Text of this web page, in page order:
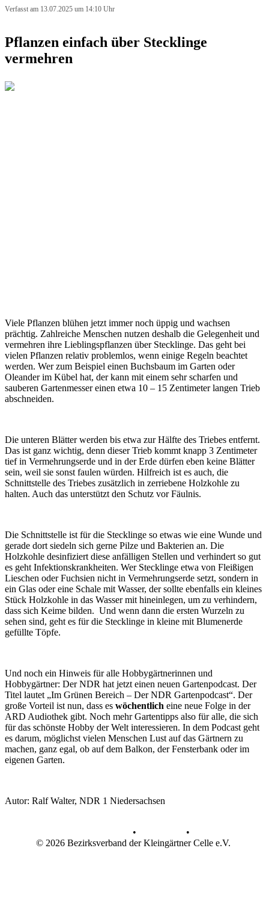
Verfasst am 13.07.2025 um 14:10 Uhr
Pflanzen einfach über Stecklinge
vermehren
Viele Pflanzen blühen jetzt immer noch üppig und wachsen
prächtig. Zahlreiche Menschen nutzen deshalb die Gelegenheit und
vermehren ihre Lieblingspflanzen über Stecklinge. Das geht bei
vielen Pflanzen relativ problemlos, wenn einige Regeln beachtet
werden. Wer zum Beispiel einen Buchsbaum im Garten oder
Oleander im Kübel hat, der kann mit einem sehr scharfen und
sauberen Gartenmesser einen etwa 10 – 15 Zentimeter langen Trieb
abschneiden.
Die unteren Blätter werden bis etwa zur Hälfte des Triebes entfernt.
Das ist ganz wichtig, denn dieser Trieb kommt knapp 3 Zentimeter
tief in Vermehrungserde und in der Erde dürfen eben keine Blätter
sein, weil sie sonst faulen würden. Hilfreich ist es auch, die
Schnittstelle des Triebes zusätzlich in zerriebene Holzkohle zu
halten. Auch das unterstützt den Schutz vor Fäulnis.
Die Schnittstelle ist für die Stecklinge so etwas wie eine Wunde und
gerade dort siedeln sich gerne Pilze und Bakterien an. Die
Holzkohle desinfiziert diese anfälligen Stellen und verhindert so gut
es geht Infektionskrankheiten. Wer Stecklinge etwa von Fleißigen
Lieschen oder Fuchsien nicht in Vermehrungserde setzt, sondern in
ein Glas oder eine Schale mit Wasser, der sollte ebenfalls ein kleines
Stück Holzkohle in das Wasser mit hineinlegen, um zu verhindern,
dass sich Keime bilden. Und wenn dann die ersten Wurzeln zu
sehen sind, geht es für die Stecklinge in kleine mit Blumenerde
gefüllte Töpfe.
Und noch ein Hinweis für alle Hobbygärtnerinnen und
Hobbygärtner: Der NDR hat jetzt einen neuen Gartenpodcast. Der
Titel lautet „Im Grünen Bereich – Der NDR Gartenpodcast“. Der
große Vorteil ist nun, dass es wöchentlich eine neue Folge in der
ARD Audiothek gibt. Noch mehr Gartentipps also für alle, die sich
für das schönste Hobby der Welt interessieren. In dem Podcast geht
es darum, möglichst vielen Menschen Lust auf das Gärtnern zu
machen, ganz egal, ob auf dem Balkon, der Fensterbank oder im
eigenen Garten.
Autor: Ralf Walter, NDR 1 Niedersachsen
•
•
© 2026 Bezirksverband der Kleingärtner Celle e.V.